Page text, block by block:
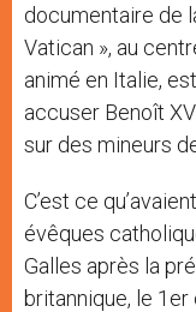
documentaire de
Vatican », au
animé en Italie,
accuser Benoît
sur des mineurs
C’est ce
évêques
Galles après la
britannique, le